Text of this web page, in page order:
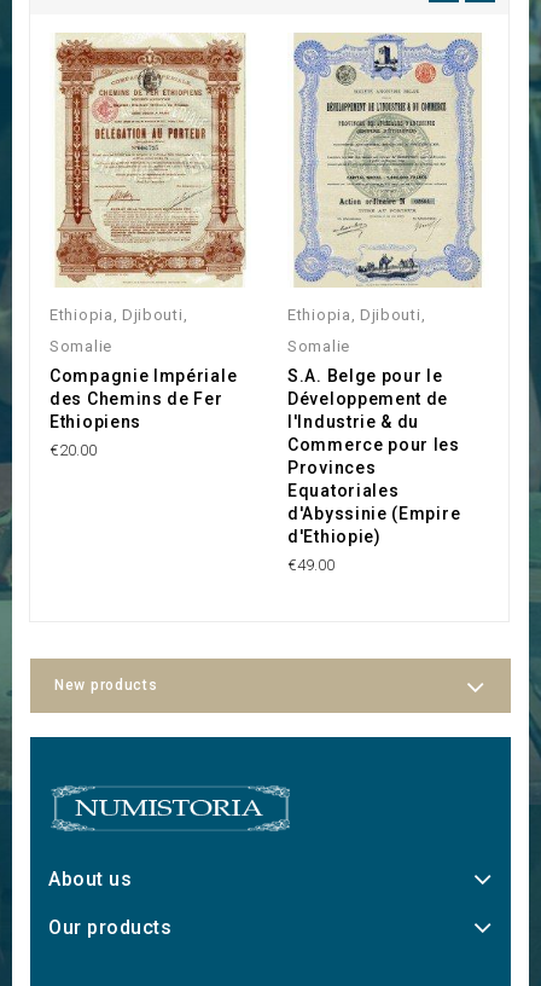
Ethiopia, Djibouti,
Somalie
Compagnie Impériale
des Chemins de Fer
Ethiopiens
€20.00
Ethiopia, Djibouti,
Somalie
S.A. Belge pour le
Développement de
l'Industrie & du
Commerce pour les
Provinces
Equatoriales
d'Abyssinie (Empire
d'Ethiopie)
€49.00
New products
About us
Our products